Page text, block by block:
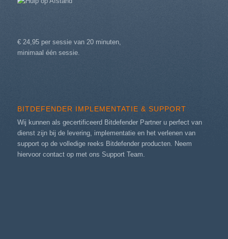
€ 24,95 per sessie van 20 minuten,
minimaal één sessie.
BITDEFENDER IMPLEMENTATIE & SUPPORT
Wij kunnen als gecertificeerd Bitdefender Partner u perfect van
dienst zijn bij de levering, implementatie en het verlenen van
support op de volledige reeks Bitdefender producten. Neem
hiervoor contact op met ons Support Team